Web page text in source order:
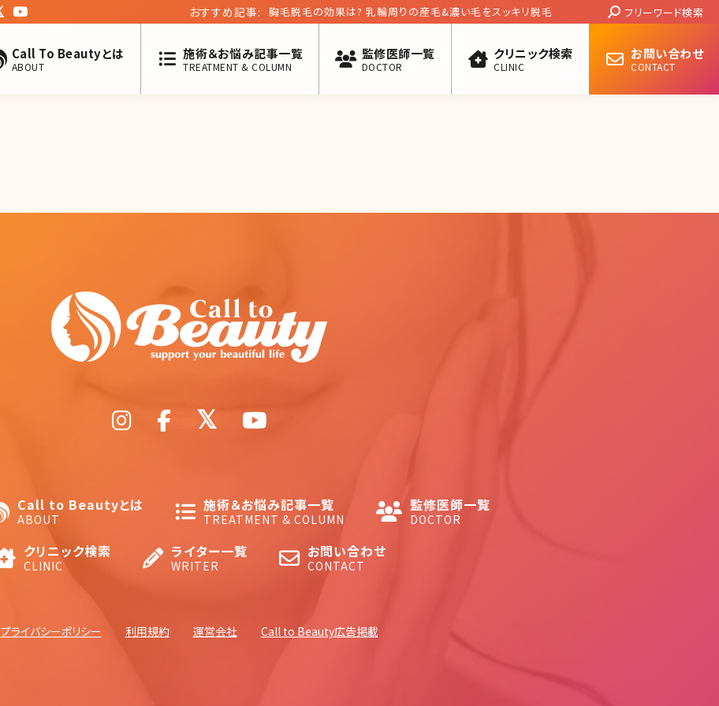
おすすめ記事: 胸毛脱毛の効果は? 乳輪周りの産毛&濃い毛をスッキリ脱毛 Search:
フリーワード検索
Call To Beautyとは
ABOUT
施術＆お悩み記事一覧
TREATMENT & COLUMN
監修医師一覧
DOCTOR
クリニック検索
CLINIC
お問い合わせ
CONTACT
Call to Beautyとは
ABOUT
施術＆お悩み記事一覧
TREATMENT & COLUMN
監修医師一覧
DOCTOR
クリニック検索
CLINIC
ライター一覧
WRITER
お問い合わせ
CONTACT
プライバシーポリシー 利用規約 運営会社 Call to Beauty広告掲載